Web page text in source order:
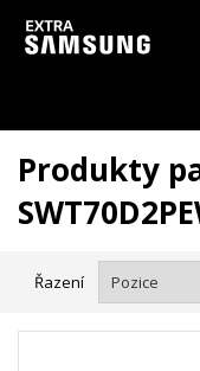
Vzhledem k aktuální
Produkty
Řazení